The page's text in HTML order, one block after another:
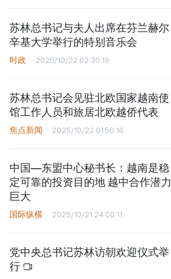
苏林总书记与夫人出席在芬兰赫尔
辛基大学举行的特别音乐会
时政 2025/10/22 02:30:19
苏林总书记会见驻北欧国家越南使
馆工作人员和旅居北欧越侨代表
焦点新闻 2025/10/22 01:50:16
中国—东盟中心秘书长：越南是稳
定可靠的投资目的地 越中合作潜力
巨大
国际纵横 2025/10/21 24:00:11
党中央总书记苏林访朝欢迎仪式举
行